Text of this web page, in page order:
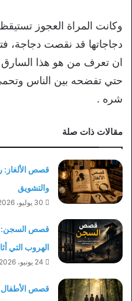
وكانت المراة العجوز
دجاجاتها قد نقصت دجاجة،
ان تعرف من هو هذا السارق
حتي تفضحه بين الناس
شره .
مقالات ذات صلة
قصص الألغاز:
والتشويق
30 يوليو، 2026
قصص السجن:
الهروب التي
24 يونيو، 2026
قصص الأطفال